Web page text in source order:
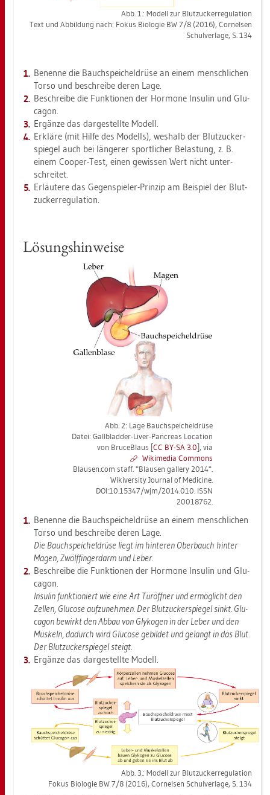
Abb. 1.: Mo­dell zur Blut­zu­cker­re­gu­la­ti­on
Text und Ab­bil­dung nach: Fokus Bio­lo­gie BW 7/8 (2016), Cor­nel­sen
Schul­ver­la­ge, S. 134
Be­nen­ne die Bauch­spei­chel­drü­se an einem mensch­li­chen
Torso und be­schrei­be deren Lage.
Be­schrei­be die Funk­tio­nen der Hor­mo­ne In­su­lin und Glu­
ca­gon.
Er­gän­ze das dar­ge­stell­te Mo­dell.
Er­klä­re (mit Hilfe des Mo­dells), wes­halb der Blut­zu­cker­
spie­gel auch bei län­ge­rer sport­li­cher Be­las­tung, z. B.
einem Co­oper-Test, einen ge­wis­sen Wert nicht un­ter­
schrei­tet.
Er­läu­te­re das Ge­gen­spie­ler-Prin­zip am Bei­spiel der Blut­
zu­cker­re­gu­la­ti­on.
Lö­sungs­hin­wei­se
Abb. 2: Lage Bauch­spei­chel­drü­se
Datei: Gall­blad­der-Liver-Pan­cre­as Lo­ca­ti­on
von Bru­ce­Blaus [CC BY-SA 3.0], via
Wi­ki­me­dia Com­mons
Blau­sen.com staff. "Blau­sen gal­le­ry 2014".
Wi­ki­ver­si­ty Jour­nal of Me­di­ci­ne.
DOI:10.15347/wjm/2014.010. ISSN
20018762.
Be­nen­ne die Bauch­spei­chel­drü­se an einem mensch­li­chen
Torso und be­schrei­be deren Lage.
Die Bauch­spei­chel­drü­se liegt im hin­te­ren Ober­bauch hin­ter
Magen, Zwölf­fin­ger­darm und Leber.
Be­schrei­be die Funk­tio­nen der Hor­mo­ne In­su­lin und Glu­
ca­gon.
In­su­lin funk­tio­niert wie eine Art Tür­öff­ner und er­mög­licht den
Zel­len, Glu­co­se auf­zu­neh­men. Der Blut­zu­cker­spie­gel sinkt. Glu­
ca­gon be­wirkt den Abbau von Gly­ko­gen in der Leber und den
Mus­keln, da­durch wird Glu­co­se ge­bil­det und ge­langt in das Blut.
Der Blut­zu­cker­spie­gel steigt.
Er­gän­ze das dar­ge­stell­te Mo­dell.
Abb. 3.: Mo­dell zur Blut­zu­cker­re­gu­la­ti­on
Fokus Bio­lo­gie BW 7/8 (2016), Cor­nel­sen Schul­ver­la­ge, S. 134